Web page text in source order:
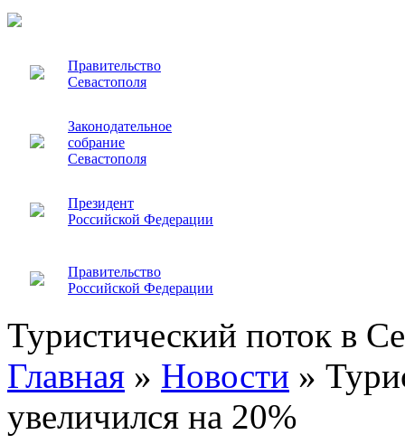
Правительство
Севастополя
Законодательное
собрание
Севастополя
Президент
Российской Федерации
Правительство
Российской Федерации
Туристический поток в
Главная » Новости »
увеличился на 20%